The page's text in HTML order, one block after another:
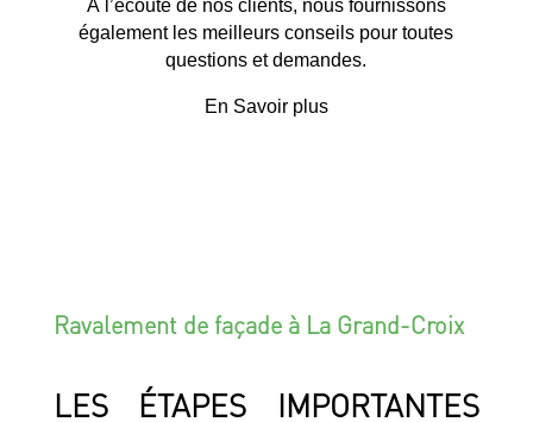
À l’écoute de nos clients, nous fournissons
également les meilleurs conseils pour toutes
questions et demandes.
En Savoir plus
Ravalement de façade à La Grand-Croix
LES ÉTAPES IMPORTANTES